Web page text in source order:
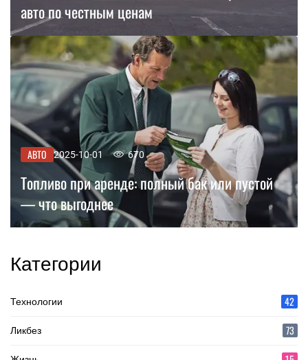
авто по честным ценам
АВТО 2025-10-01 670
Топливо при аренде: полный бак или пустой
— что выгоднее
Категории
Технологии 42
Ликбез 73